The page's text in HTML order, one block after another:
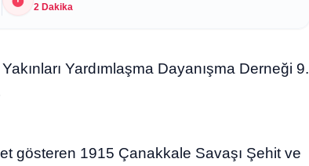
2 Dakika
Yardımlaşma Dayanışma Derneği 9.
gösteren 1915 Çanakkale Savaşı Şehit ve